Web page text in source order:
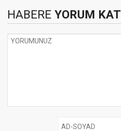
HABERE YORUM KAT